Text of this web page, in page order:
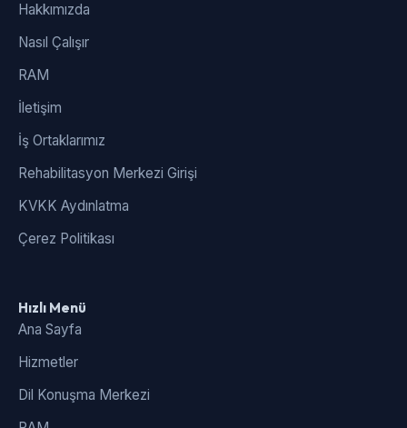
Hakkımızda
Nasıl Çalışır
RAM
İletişim
İş Ortaklarımız
Rehabilitasyon Merkezi Girişi
KVKK Aydınlatma
Çerez Politikası
Hızlı Menü
Ana Sayfa
Hizmetler
Dil Konuşma Merkezi